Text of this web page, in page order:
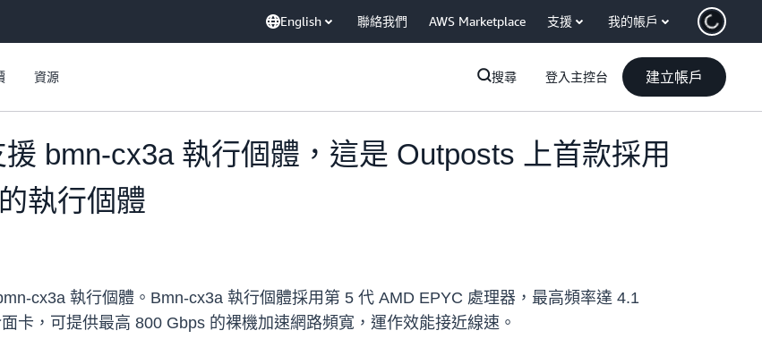
English 聯絡我們 AWS Marketplace 支援 我的帳戶
資源 搜尋 登入主控台 建立帳戶
bmn-cx3a 執行個體，這是 Outposts 上首款採用
執行個體
cx3a 執行個體。Bmn-cx3a 執行個體採用第 5 代 AMD EPYC 處理器，最高頻率達 4.1
卡，可提供最高 800 Gbps 的裸機加速網路頻寬，運作效能接近線速。